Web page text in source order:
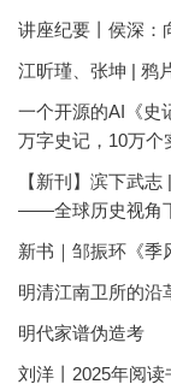
讲座纪要丨侯深：
江昕瑾、张坤 | 鸦
一个开源的AI《史
万字史记，10万个
【新刊】滨下武
——全球历史视角
新书｜邹振环《季
明清江南卫所的沿
明代家谱伪造考
刘洋丨2025年阅